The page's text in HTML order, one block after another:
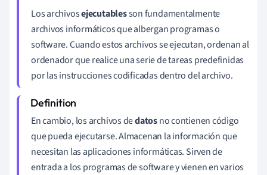
Los archivosejecutablesson fundamentalmente
archivos informáticos que albergan programas o
software. Cuando estos archivos se ejecutan, ordenan al
ordenador que realice una serie de tareas predefinidas
por las instrucciones codificadas dentro del archivo.
En cambio, los archivos dedatosno contienen código
que pueda ejecutarse. Almacenan la información que
necesitan las aplicaciones informáticas. Sirven de
entrada a los programas de software y vienen en varios